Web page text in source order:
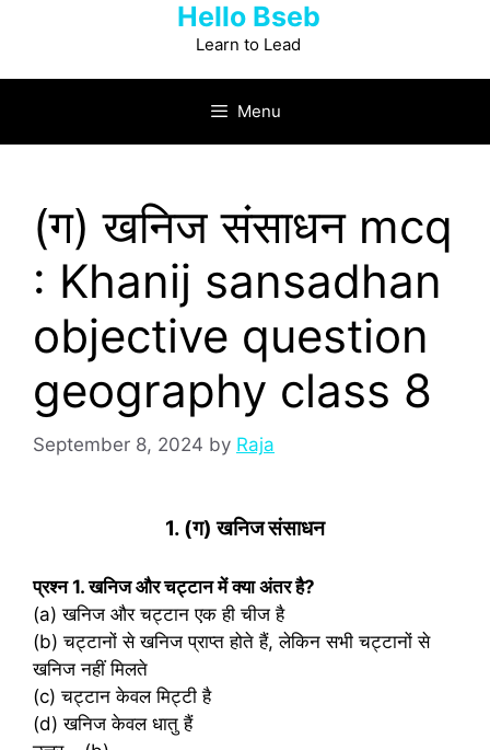
Hello Bseb
Learn to Lead
Menu
(ग) खनिज संसाधन mcq
: Khanij sansadhan
objective question
geography class 8
September 8, 2024 by Raja
1. (ग) खनिज संसाधन
प्रश्‍न 1. खनिज और चट्टान में क्या अंतर है?
(a) खनिज और चट्टान एक ही चीज है
(b) चट्टानों से खनिज प्राप्त होते हैं, लेकिन सभी चट्टानों से
खनिज नहीं मिलते
(c) चट्टान केवल मिट्टी है
(d) खनिज केवल धातु हैं